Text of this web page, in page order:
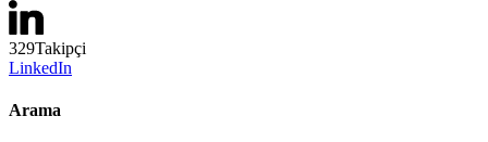
329Takipçi
LinkedIn
Arama